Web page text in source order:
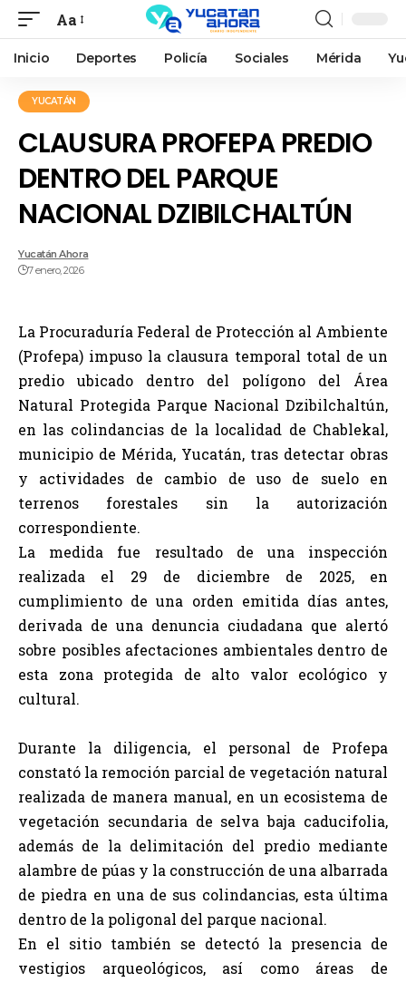
Aa
Inicio Deportes Policía Sociales Mérida
YUCATÁN
CLAUSURA PROFEPA PREDIO
DENTRO DEL PARQUE
NACIONAL DZIBILCHALTÚN
Yucatán Ahora
7 enero, 2026
La Procuraduría Federal de Protección al Ambiente
(Profepa) impuso la clausura temporal total de un
predio ubicado dentro del polígono del Área
Natural Protegida Parque Nacional Dzibilchaltún,
en las colindancias de la localidad de Chablekal,
municipio de Mérida, Yucatán, tras detectar obras
y actividades de cambio de uso de suelo en
terrenos forestales sin la autorización
correspondiente.
La medida fue resultado de una inspección
realizada el 29 de diciembre de 2025, en
cumplimiento de una orden emitida días antes,
derivada de una denuncia ciudadana que alertó
sobre posibles afectaciones ambientales dentro de
esta zona protegida de alto valor ecológico y
cultural.
Durante la diligencia, el personal de Profepa
constató la remoción parcial de vegetación natural
realizada de manera manual, en un ecosistema de
vegetación secundaria de selva baja caducifolia,
además de la delimitación del predio mediante
alambre de púas y la construcción de una albarrada
de piedra en una de sus colindancias, esta última
dentro de la poligonal del parque nacional.
En el sitio también se detectó la presencia de
vestigios arqueológicos, así como áreas de